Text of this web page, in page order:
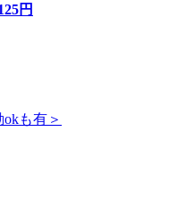
円
も有＞